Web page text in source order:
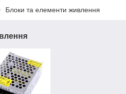
Блоки та елементи живлення